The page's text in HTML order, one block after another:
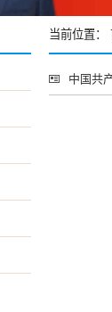
当前位置：
中国共